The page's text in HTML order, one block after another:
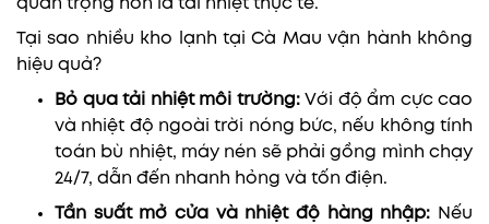
quan trọng hơn là tải nhiệt thực tế.
Tại sao nhiều kho lạnh tại Cà Mau vận hành không
hiệu quả?
Bỏ qua tải nhiệt môi trường:Với độ ẩm cực cao
và nhiệt độ ngoài trời nóng bức, nếu không tính
toán bù nhiệt, máy nén sẽ phải gồng mình chạy
24/7, dẫn đến nhanh hỏng và tốn điện.
Tần suất mở cửa và nhiệt độ hàng nhập: Nếu